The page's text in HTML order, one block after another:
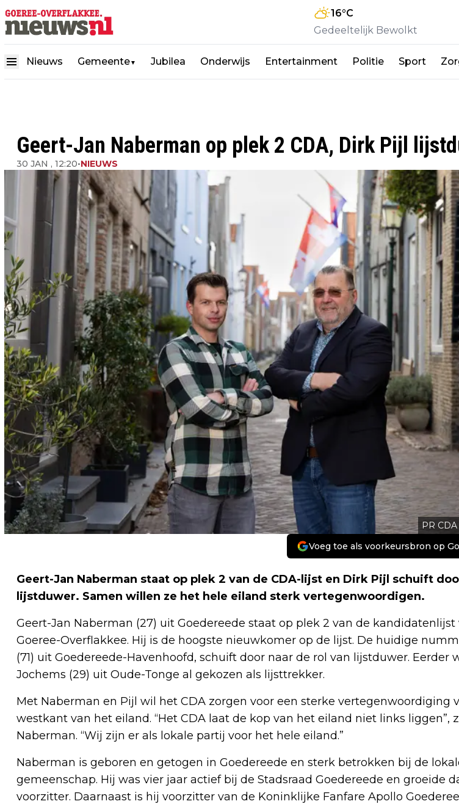
16°C
Gedeeltelijk Bewolkt
Nieuws Gemeente▼ Jubilea Onderwijs Entertainment Politie Sport
Geert-Jan Naberman op plek 2 CDA, Dirk Pijl
30 JAN , 12:20•NIEUWS
PR
Voeg toe als voorkeursbron op
Geert-Jan Naberman staat op plek 2 van de CDA-lijst en Dirk Pijl schuift
lijstduwer. Samen willen ze het hele eiland sterk vertegenwoordigen.
Geert-Jan Naberman (27) uit Goedereede staat op plek 2 van de kandidatenlijst
Goeree-Overflakkee. Hij is de hoogste nieuwkomer op de lijst. De huidige
(71) uit Goedereede-Havenhoofd, schuift door naar de rol van lijstduwer. Eerder
Jochems (29) uit Oude-Tonge al gekozen als lijsttrekker.
Met Naberman en Pijl wil het CDA zorgen voor een sterke vertegenwoordiging
westkant van het eiland. “Het CDA laat de kop van het eiland niet links liggen”,
Naberman. “Wij zijn er als lokale partij voor het hele eiland.”
Naberman is geboren en getogen in Goedereede en sterk betrokken bij de
gemeenschap. Hij was vier jaar actief bij de Stadsraad Goedereede en groeide
voorzitter. Daarnaast is hij voorzitter van de Koninklijke Fanfare Apollo